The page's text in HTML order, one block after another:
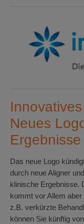
Neues
Ergebnisse
Das neue Logo
durch neue Aligner
klinische Ergebnisse.
kommt vor Allem
z.B. verkürzte
können Sie künftig